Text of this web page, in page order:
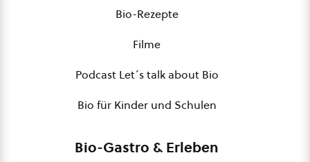
Bio-Rezepte
Filme
Podcast Let´s talk about Bio
Bio für Kinder und Schulen
Bio-Gastro & Erleben